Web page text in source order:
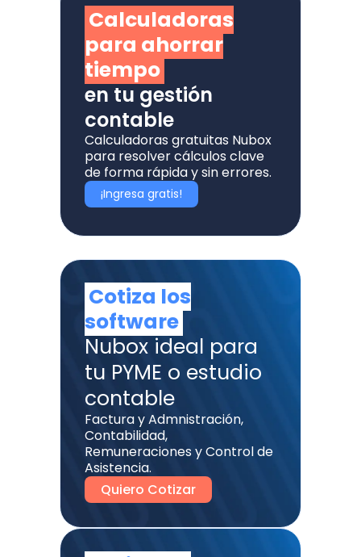
Calculadoras
para ahorrar
tiempo
en tu gestión
contable
Calculadoras gratuitas Nubox
para resolver cálculos clave
de forma rápida y sin errores.
¡Ingresa gratis!
Cotiza los
software
Nubox ideal para
tu PYME o estudio
contable
Factura y Admnistración,
Contabilidad,
Remuneraciones y Control de
Asistencia.
Quiero Cotizar